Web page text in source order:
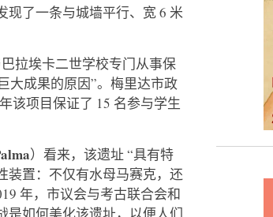
现了一条与城墙平行、宽 6 米
拉埃卡二世学校专门从事保
大成果的原因”。梅里达市政
该项目保证了 15 名参与学生
）看来，该遗址 “具有特
装置：不仅有水母马赛克，还
年，市议会与考古联合会和